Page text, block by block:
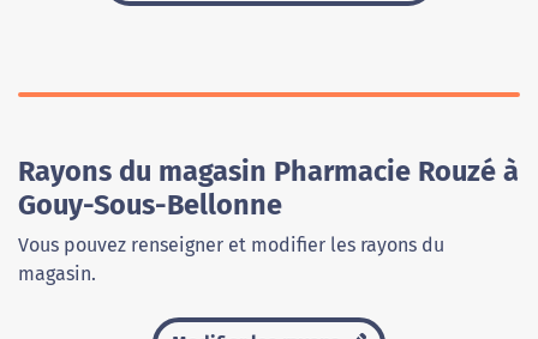
Rayons du magasin Pharmacie Rouzé à
Gouy-Sous-Bellonne
Vous pouvez renseigner et modifier les rayons du
magasin.